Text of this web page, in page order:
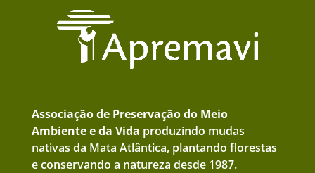
Associação de Preservação do Meio
Ambiente e da Vida produzindo mudas
nativas da Mata Atlântica, plantando florestas
e conservando a natureza desde 1987.